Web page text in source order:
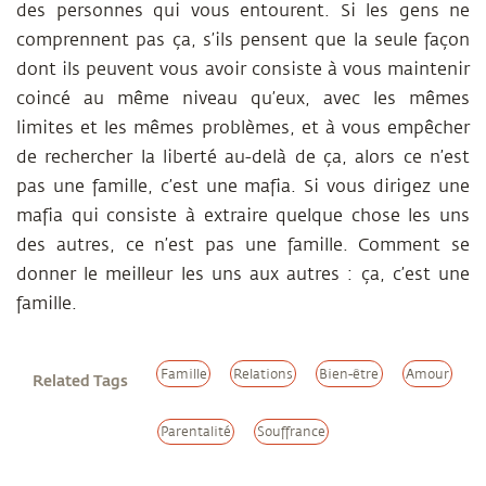
des personnes qui vous entourent. Si les gens ne
comprennent pas ça, s’ils pensent que la seule façon
dont ils peuvent vous avoir consiste à vous maintenir
coincé au même niveau qu’eux, avec les mêmes
limites et les mêmes problèmes, et à vous empêcher
de rechercher la liberté au-delà de ça, alors ce n’est
pas une famille, c’est une mafia. Si vous dirigez une
mafia qui consiste à extraire quelque chose les uns
des autres, ce n’est pas une famille. Comment se
donner le meilleur les uns aux autres : ça, c’est une
famille.
Related Tags Famille Relations Bien-être Amour
Parentalité Souffrance